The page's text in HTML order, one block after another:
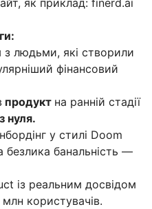
як приклад: finerd.ai
людьми, які створили
фінансовий
продукт на ранній стадії
нуля.
у стилі Doom
безлика банальність —
із реальним досвідом
користувачів.